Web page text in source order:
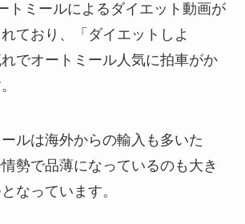
トミールによるダイエット動画が
ており、「ダイエットしよ
でオートミール人気に拍車がか
ルは海外からの輸入も多いた
勢で品薄になっているのも大き
なっています。